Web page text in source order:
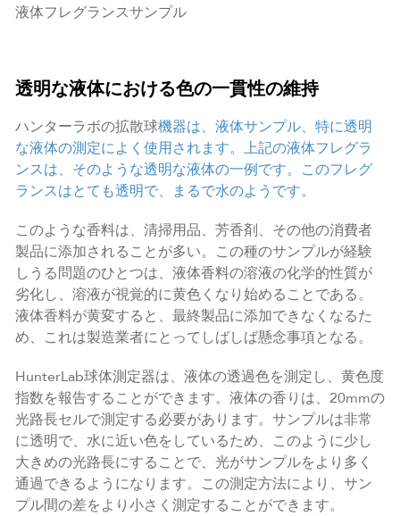
液体フレグランスサンプル
透明な液体における色の一貫性の維持
ハンターラボの拡散球機器は、液体サンプル、特に透明
な液体の測定によく使用されます。上記の液体フレグラ
ンスは、そのような透明な液体の一例です。このフレグ
ランスはとても透明で、まるで水のようです。
このような香料は、清掃用品、芳香剤、その他の消費者
製品に添加されることが多い。この種のサンプルが経験
しうる問題のひとつは、液体香料の溶液の化学的性質が
劣化し、溶液が視覚的に黄色くなり始めることである。
液体香料が黄変すると、最終製品に添加できなくなるた
め、これは製造業者にとってしばしば懸念事項となる。
HunterLab球体測定器は、液体の透過色を測定し、黄色度
指数を報告することができます。液体の香りは、20mmの
光路長セルで測定する必要があります。サンプルは非常
に透明で、水に近い色をしているため、このように少し
大きめの光路長にすることで、光がサンプルをより多く
通過できるようになります。この測定方法により、サン
プル間の差をより小さく測定することができます。